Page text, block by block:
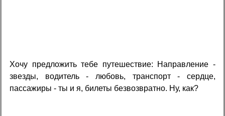
Хочу предложить тебе путешествие: Направление -
звезды, водитель - любовь, транспорт - сердце,
пассажиры - ты и я, билеты безвозвратно. Ну, как?